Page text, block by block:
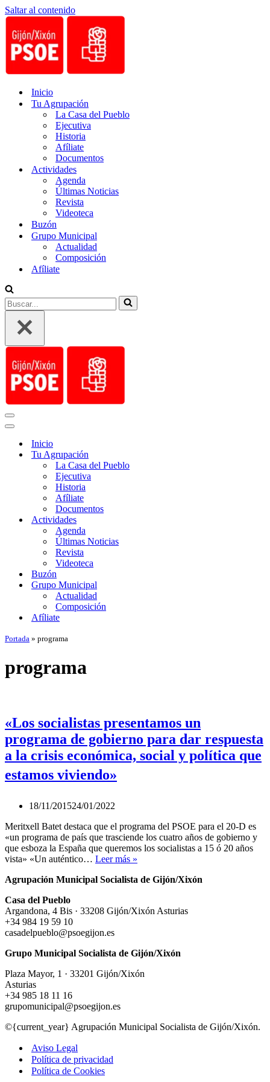
Saltar al contenido
Inicio
Tu Agrupación
La Casa del Pueblo
Ejecutiva
Historia
Afíliate
Documentos
Actividades
Agenda
Últimas Noticias
Revista
Videoteca
Buzón
Grupo Municipal
Actualidad
Composición
Afíliate
Buscar...
Menú
de
Menú
navegación
Inicio
Tu Agrupación
La Casa del Pueblo
Ejecutiva
Historia
Afíliate
Documentos
Actividades
Agenda
Últimas Noticias
Revista
Videoteca
Buzón
Grupo Municipal
Actualidad
Composición
Afíliate
Portada » programa
programa
«Los socialistas presentamos un
programa de gobierno para dar respuesta
a la crisis económica, social y política que
estamos viviendo»
18/11/201524/01/2022
Meritxell Batet destaca que el programa del PSOE para el 20-D es
«un programa de país que trasciende los cuatro años de gobierno y
que esboza la España que queremos los socialistas a 15 ó 20 años
vista» «Un auténtico… Leer más »
presentamos
de
respuesta
la
y
política
Agrupación Municipal Socialista de Gijón/Xixón
Casa del Pueblo
Argandona, 4 Bis · 33208 Gijón/Xixón Asturias
+34 984 19 59 10
casadelpueblo@psoegijon.es
Grupo Municipal Socialista de Gijón/Xixón
Plaza Mayor, 1 · 33201 Gijón/Xixón
Asturias
+34 985 18 11 16
grupomunicipal@psoegijon.es
©{current_year} Agrupación Municipal Socialista de Gijón/Xixón.
Aviso Legal
Política de privacidad
Política de Cookies